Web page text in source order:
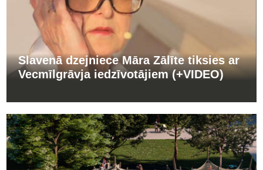
Slavenā dzejniece Māra Zālīte tiksies ar
Vecmīlgrāvja iedzīvotājiem (+VIDEO)